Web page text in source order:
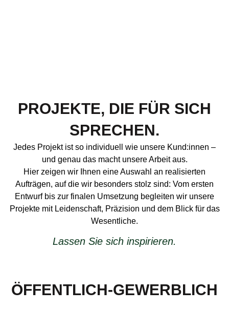
PROJEKTE, DIE FÜR SICH
SPRECHEN.
Jedes Projekt ist so individuell wie unsere Kund:innen –
und genau das macht unsere Arbeit aus.
Hier zeigen wir Ihnen eine Auswahl an realisierten
Aufträgen, auf die wir besonders stolz sind: Vom ersten
Entwurf bis zur finalen Umsetzung begleiten wir unsere
Projekte mit Leidenschaft, Präzision und dem Blick für das
Wesentliche.
Lassen Sie sich inspirieren.
ÖFFENTLICH-GEWERBLICH